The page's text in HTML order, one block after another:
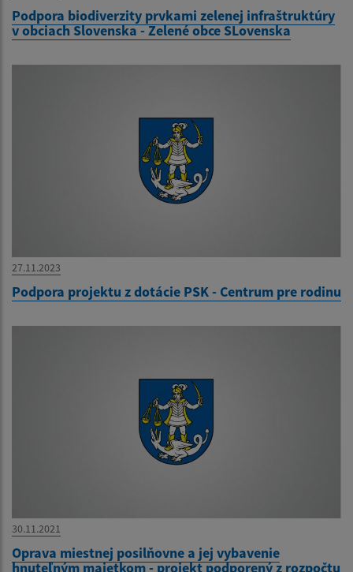
Podpora biodiverzity prvkami zelenej infraštruktúry
v obciach Slovenska - Zelené obce SLovenska
27.11.2023
Podpora projektu z dotácie PSK - Centrum pre rodinu
30.11.2021
Oprava miestnej posilňovne a jej vybavenie
hnuteľným majetkom - projekt podporený z rozpočtu